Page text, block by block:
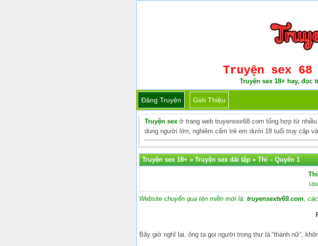
Truyện sex
Truyện sex 18+ hay, đọc
Đăng Truyện Giới Thiệu
Truyện sexở trang web truyensex68.com tổng hợp từ
dung người lớn, nghiêm cấm trẻ em dưới 18 tuổi truy cập
Truyện sex 18+ »Truyện sex dài tập »Thi – Quyển 1
Website chuyển qua tên miền mới là: truyensextv69.com,
Bây giờ nghĩ lại, ông ta gọi người trong thư là “thánh nữ”,